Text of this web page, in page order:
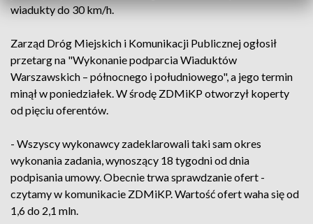
wiadukty do 30 km/h.
Zarząd Dróg Miejskich i Komunikacji Publicznej ogłosił
przetarg na "Wykonanie podparcia Wiaduktów
Warszawskich – północnego i południowego", a jego termin
minął w poniedziałek. W środę ZDMiKP otworzył koperty
od pięciu oferentów.
- Wszyscy wykonawcy zadeklarowali taki sam okres
wykonania zadania, wynoszący 18 tygodni od dnia
podpisania umowy. Obecnie trwa sprawdzanie ofert -
czytamy w komunikacie ZDMiKP. Wartość ofert waha się od
1,6 do 2,1 mln.